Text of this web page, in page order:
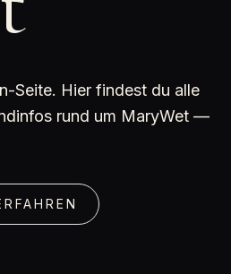
Seite. Hier findest du alle
rund um MaryWet —